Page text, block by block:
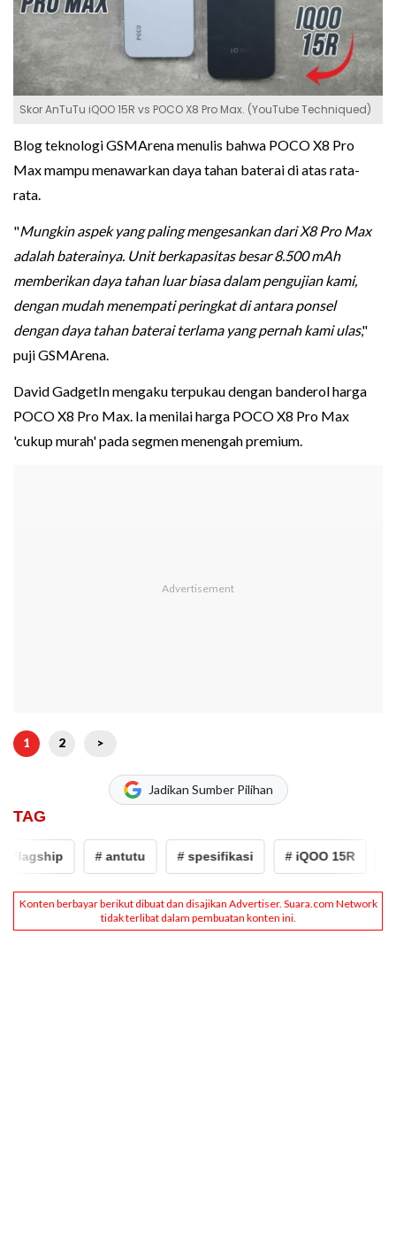
Skor AnTuTu iQOO 15R vs POCO X8 Pro Max. (YouTube Techniqued)
Blog teknologi GSMArena menulis bahwa POCO X8 Pro
Max mampu menawarkan daya tahan baterai di atas rata-
rata.
"Mungkin aspek yang paling mengesankan dari X8 Pro Max
adalah baterainya. Unit berkapasitas besar 8.500 mAh
memberikan daya tahan luar biasa dalam pengujian kami,
dengan mudah menempati peringkat di antara ponsel
dengan daya tahan baterai terlama yang pernah kami ulas,"
puji GSMArena.
David GadgetIn mengaku terpukau dengan banderol harga
POCO X8 Pro Max. Ia menilai harga POCO X8 Pro Max
'cukup murah' pada segmen menengah premium.
1 2 >
Jadikan Sumber Pilihan
TAG
# antutu # spesifikasi # iQOO 15R